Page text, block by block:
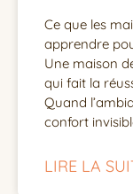
Ce que les
apprendre
Une maison
qui fait la
Quand
confort
LIRE LA